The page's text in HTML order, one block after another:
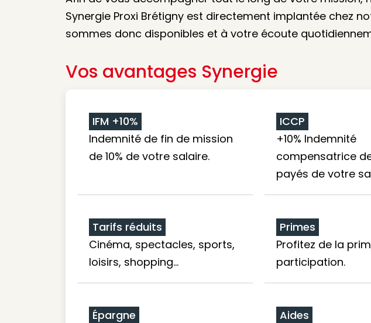
Synergie Proxi Brétigny est directement implantée chez
sommes donc disponibles et à votre écoute
Vos avantages Synergie
IFM +10%
Indemnité de fin de mission
de 10% de votre salaire.
ICCP
+10% Indemnité
compensatrice
payés de votre
Tarifs réduits
Cinéma, spectacles, sports,
loisirs, shopping...
Primes
Profitez de la
participation.
Épargne
Aides